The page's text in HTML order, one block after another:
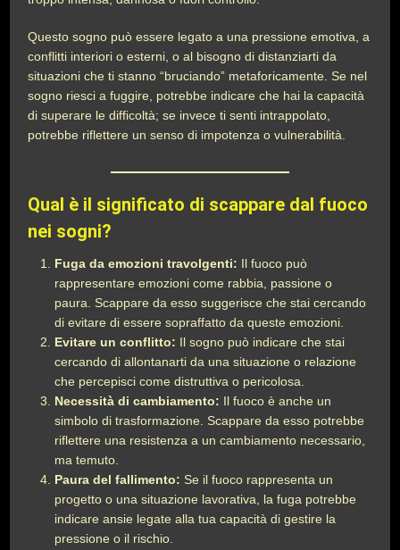
Questo sogno può essere legato a una pressione emotiva, a
conflitti interiori o esterni, o al bisogno di distanziarti da
situazioni che ti stanno “bruciando” metaforicamente. Se nel
sogno riesci a fuggire, potrebbe indicare che hai la capacità
di superare le difficoltà; se invece ti senti intrappolato,
potrebbe riflettere un senso di impotenza o vulnerabilità.
Qual è il significato di scappare dal fuoco
nei sogni?
Fuga da emozioni travolgenti: Il fuoco può
rappresentare emozioni come rabbia, passione o
paura. Scappare da esso suggerisce che stai cercando
di evitare di essere sopraffatto da queste emozioni.
Evitare un conflitto: Il sogno può indicare che stai
cercando di allontanarti da una situazione o relazione
che percepisci come distruttiva o pericolosa.
Necessità di cambiamento: Il fuoco è anche un
simbolo di trasformazione. Scappare da esso potrebbe
riflettere una resistenza a un cambiamento necessario,
ma temuto.
Paura del fallimento: Se il fuoco rappresenta un
progetto o una situazione lavorativa, la fuga potrebbe
indicare ansie legate alla tua capacità di gestire la
pressione o il rischio.